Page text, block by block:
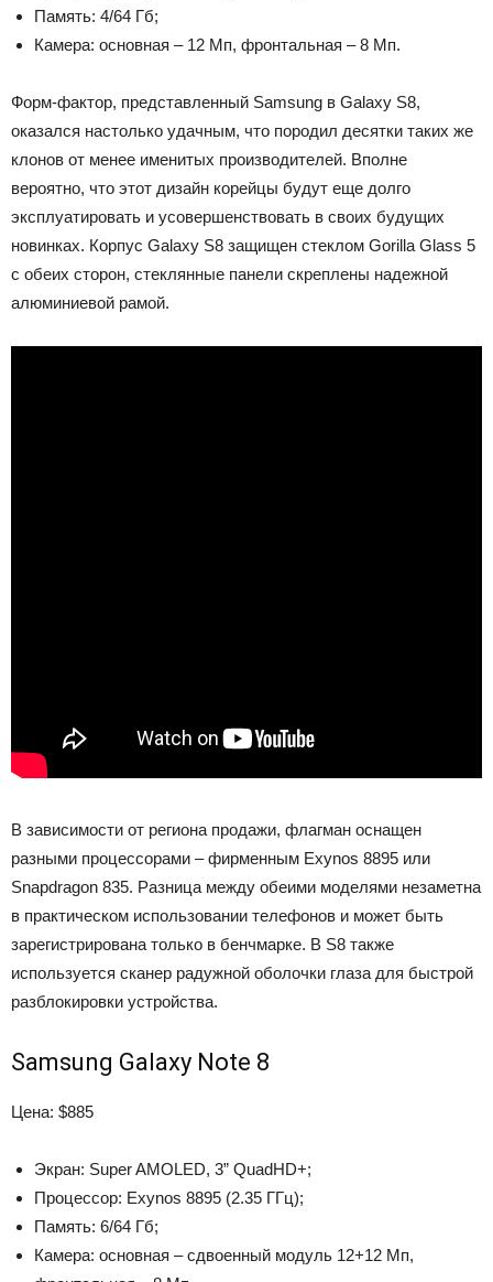
Память: 4/64 Гб;
Камера: основная – 12 Мп, фронтальная – 8 Мп.
Форм-фактор, представленный Samsung в Galaxy S8,
оказался настолько удачным, что породил десятки таких же
клонов от менее именитых производителей. Вполне
вероятно, что этот дизайн корейцы будут еще долго
эксплуатировать и усовершенствовать в своих будущих
новинках. Корпус Galaxy S8 защищен стеклом Gorilla Glass 5
с обеих сторон, стеклянные панели скреплены надежной
алюминиевой рамой.
В зависимости от региона продажи, флагман оснащен
разными процессорами – фирменным Exynos 8895 или
Snapdragon 835. Разница между обеими моделями незаметна
в практическом использовании телефонов и может быть
зарегистрирована только в бенчмарке. В S8 также
используется сканер радужной оболочки глаза для быстрой
разблокировки устройства.
Samsung Galaxy Note 8
Цена: $885
Экран: Super AMOLED, 3” QuadHD+;
Процессор: Exynos 8895 (2.35 ГГц);
Память: 6/64 Гб;
Камера: основная – сдвоенный модуль 12+12 Мп,